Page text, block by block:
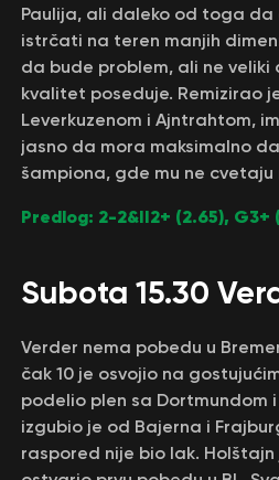
Paulija, ali daleko od toga da
istrčati na teren manjih
da bude problem, ali ne veliki
kvalitet poseduje. Remizirao
Leverkuzenom i Ajntrahtom,
jasno da mora maksimalno
šampiona, gde mu ne cvetaju
Predlog: 2-2&II2+ (2.65), G3+
Subota 15.30
Verder nema pobedu u
čak 10 je osvojio na
podelio plen sa Dortmundom
izgubio je od Bajerna i
raspored nije bio lak. Holštajn